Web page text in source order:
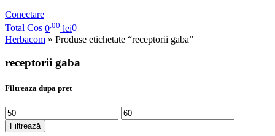
Conectare
Total Cos 0 .00 lei0
Herbacom » Produse etichetate “receptorii gaba”
receptorii gaba
Filtreaza dupa pret
Filtrează